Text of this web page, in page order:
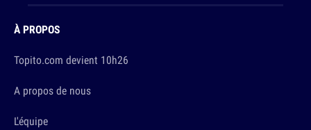
À PROPOS
Topito.com devient 10h26
A propos de nous
L'équipe